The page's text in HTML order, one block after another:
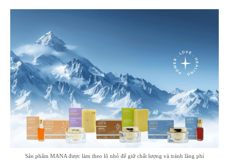
Sản phẩm MANA được làm theo lô nhỏ để giữ chất lượng và tránh lãng phí